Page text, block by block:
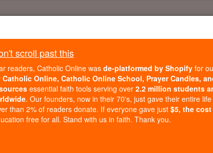
Daily Reading for Thursday, October ...
of the Rosary
Psaumes -
scroll past this
readers, Catholic Online was de-platformed by Shopify for
Catholic Online, Catholic Online School, Prayer Candles,
essential faith tools serving over 2.2 million students
. Our founders, now in their 70's, just gave their entire
than 2% of readers donate. If everyone gave just $5, the
free for all. Stand with us in faith. Thank you.